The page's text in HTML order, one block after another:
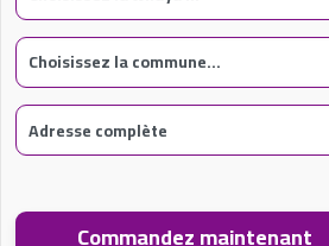
Commandez maintenant